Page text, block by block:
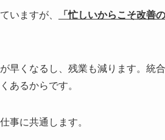
いますが、 「忙しいからこそ改善
くなるし、残業も減ります。統合
あるからです。
に共通します。